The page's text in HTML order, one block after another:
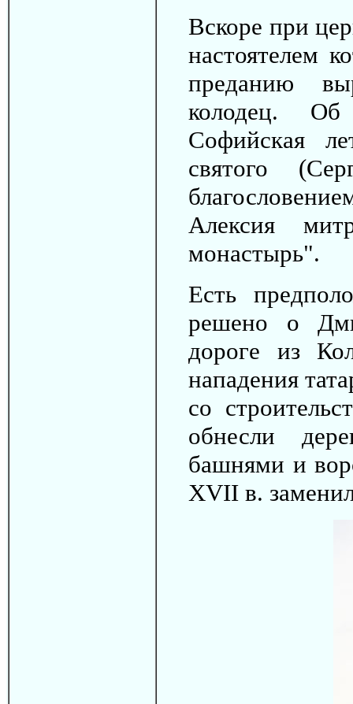
Вскоре при
настоятелем
преданию
колодец. Об
Софийская
святого
Алексия
монастырь".
Есть
решено о
дороге из
нападения
со
обнесли
башнями и
XVII в.